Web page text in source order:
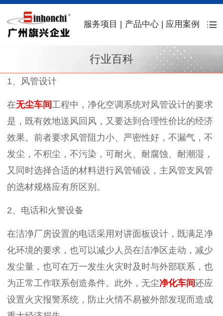
服务项目 产品中心 应用案例
行业百科
1、风管设计
在无尘车间工程中，净化空调系统对风管设计的要求
是，既有效地送风回风，又要达到合理性价比的经济
效果。前者要求风管阻力小、严密性好，不漏气，不
发尘，不积尘，不污染，可耐火、耐腐蚀、耐潮湿，
又同时选择合适的材料进行风管铺设，主风管支风管
的选材规格应有所区别。
2、电话和火警设备
在洁净厂房设置的电话采用对讲面板设计，既满足净
化环境的要求，也可以减少人员在洁净区走动，减少
发尘量，也可在万一发生火灾时及时与外部联系，也
为正常工作联系创造条件。此外，无尘净化车间还应
设置火灾报警系统，防止火情不易被外部发现而造成